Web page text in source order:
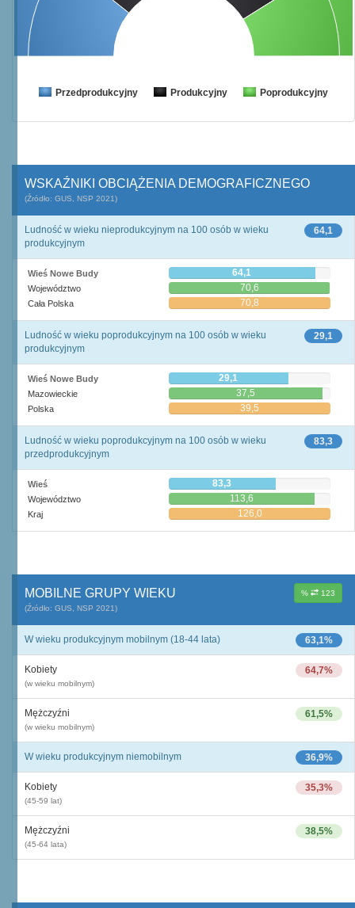
Przedprodukcyjny Produkcyjny Poprodukcyjny
WSKAŹNIKI OBCIĄŻENIA DEMOGRAFICZNEGO
(Źródło: GUS, NSP 2021)
64,1
Ludność w wieku nieprodukcyjnym na 100 osób w wieku
produkcyjnym
Wieś Nowe Budy 64,1
Województwo 70,6
Cała Polska 70,8
29,1
Ludność w wieku poprodukcyjnym na 100 osób w wieku
produkcyjnym
Wieś Nowe Budy 29,1
Mazowieckie 37,5
Polska 39,5
83,3
Ludność w wieku poprodukcyjnym na 100 osób w wieku
przedprodukcyjnym
Wieś 83,3
Województwo 113,6
Kraj 126,0
% 123
MOBILNE GRUPY WIEKU
(Źródło: GUS, NSP 2021)
63,1%
W wieku produkcyjnym mobilnym (18-44 lata)
64,7%
Kobiety
(w wieku mobilnym)
61,5%
Mężczyźni
(w wieku mobilnym)
36,9%
W wieku produkcyjnym niemobilnym
35,3%
Kobiety
(45-59 lat)
38,5%
Mężczyźni
(45-64 lata)